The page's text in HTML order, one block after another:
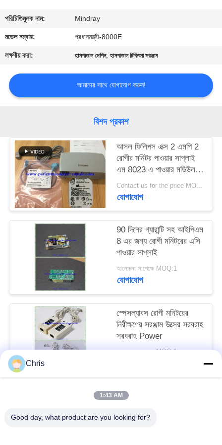
গুণমান
নিয়ন্ত্রণ
আমাদের
সাথে
একটি
উদ্ধৃতি
অনুরোধ
করুন
NEWS
PRIVACY
POLICY
পরিচিতিমুলক নাম: Mindray
মডেল নম্বার: প্রধানমন্ত্রী-8000E
লক্ষণীয় করা: হাসপাতাল মেশিন,হাসপাতাল চিকিৎসা সরঞ্জাম
আমাদের সাথে যোগাযোগ করুন!
বিশদ প্রকাশ
আসল ফিলিপস এক্স 2 এমপি 2
রোগীর মনিটর পাওয়ার সাপ্লাই
এম 8023 এ পাওয়ার মডিউল
তারগুলি সহ
Contact us for the price MOQ:1
যোগাযোগ
90 দিনের গ্যারান্টি সহ আইপিএম
8 এর জন্য রোগী মনিটরের এসি
পাওয়ার সাপ্লাই
আলোচনা সাপেক্ষে MOQ:1
যোগাযোগ
স্পেসল্যাবস রোগী মনিটরের
নিরীক্ষণের সরঞ্জাম উত্সের সরবরাহ
সরবরাহ Power
আলোচনা সাপেক্ষে MOQ:1
Chris
1:43 AM
Good day, what product are you looking for?